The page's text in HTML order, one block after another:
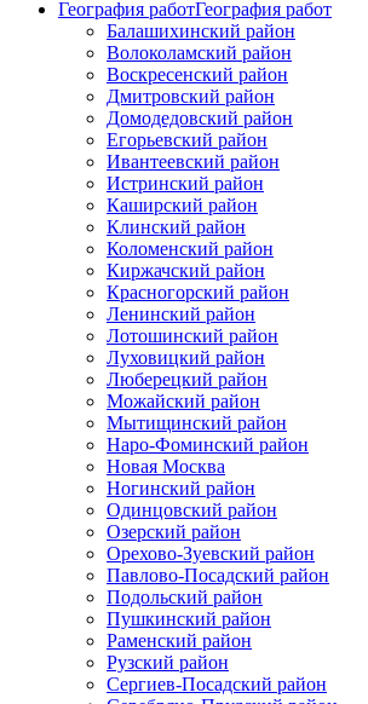
География работГеография работ
Балашихинский район
Волоколамский район
Воскресенский район
Дмитровский район
Домодедовский район
Егорьевский район
Ивантеевский район
Истринский район
Каширский район
Клинский район
Коломенский район
Киржачский район
Красногорский район
Ленинский район
Лотошинский район
Луховицкий район
Люберецкий район
Можайский район
Мытищинский район
Наро-Фоминский район
Новая Москва
Ногинский район
Одинцовский район
Озерский район
Орехово-Зуевский район
Павлово-Посадский район
Подольский район
Пушкинский район
Раменский район
Рузский район
Сергиев-Посадский район